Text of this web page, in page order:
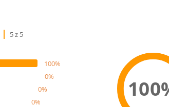
5 z 5
100%
0%
0%
0%